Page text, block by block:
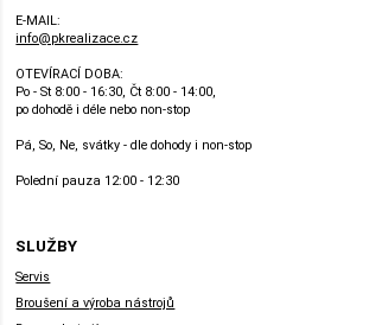
E-MAIL:
info@pkrealizace.cz
OTEVÍRACÍ DOBA:
Po - St 8:00 - 16:30, Čt 8:00 - 14:00,
po dohodě i déle nebo non-stop
Pá, So, Ne, svátky - dle dohody i non-stop
Polední pauza 12:00 - 12:30
SLUŽBY
Servis
Broušení a výroba nástrojů